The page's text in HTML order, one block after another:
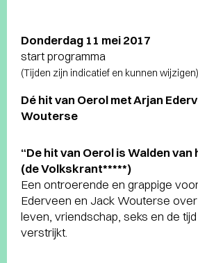
Donderdag 11 mei 2017
start programma
(Tijden zijn indicatief en kunnen wijzigen)
Dé hit van Oerol met Arjan
Wouterse
“De hit van Oerol is Walden van
(de Volkskrant*****)
Een ontroerende en grappige
Ederveen en Jack Wouterse
leven, vriendschap, seks en de
verstrijkt.